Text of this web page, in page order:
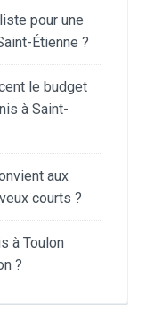
pour une
Étienne ?
le budget
à Saint-
aux
courts ?
à Toulon
?